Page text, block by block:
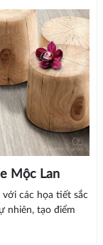
Mộc Lan
các họa tiết sắc
nhiên, tạo điểm